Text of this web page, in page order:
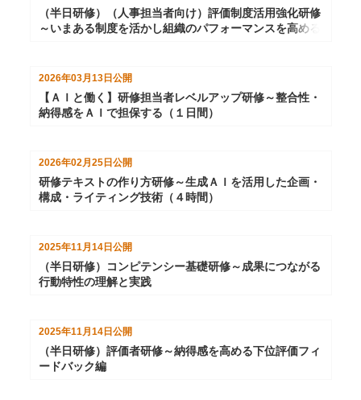
（半日研修）（人事担当者向け）評価制度活用強化研修
～いまある制度を活かし組織のパフォーマンスを高める
2026年03月13日公開
【ＡＩと働く】研修担当者レベルアップ研修～整合性・
納得感をＡＩで担保する（１日間）
2026年02月25日 公開
研修テキストの作り方研修～生成ＡＩを活用した企画・
構成・ライティング技術（４時間）
2025年11月14日 公開
（半日研修）コンピテンシー基礎研修～成果につながる
行動特性の理解と実践
2025年11月14日 公開
（半日研修）評価者研修～納得感を高める下位評価フィ
ードバック編